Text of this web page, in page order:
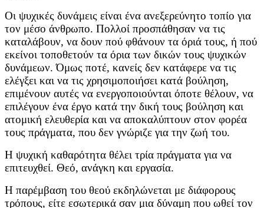
Οι ψυχικές δυνάμεις είναι ένα ανεξερεύνητο τοπίο για
τον μέσο άνθρωπο. Πολλοί προσπάθησαν να τις
καταλάβουν, να δουν πού φθάνουν τα όριά τους, ή πού
εκείνοι τοποθετούν τα όρια των δικών τους ψυχικών
δυνάμεων. Όμως ποτέ, κανείς δεν κατάφερε να τις
ελέγξει και να τις χρησιμοποιήσει κατά βούληση,
επιμένουν αυτές να ενεργοποιούνται όποτε θέλουν, να
επιλέγουν ένα έργο κατά την δική τους βούληση και
ατομική ελευθερία και να αποκαλύπτουν στον φορέα
τους πράγματα, που δεν γνώριζε για την ζωή του.
Η ψυχική καθαρότητα θέλει τρία πράγματα για να
επιτευχθεί. Θεό, ανάγκη και εργασία.
Η παρέμβαση του θεού εκδηλώνεται με διάφορους
τρόπους, είτε εσωτερικά σαν μια δύναμη που ωθεί τον